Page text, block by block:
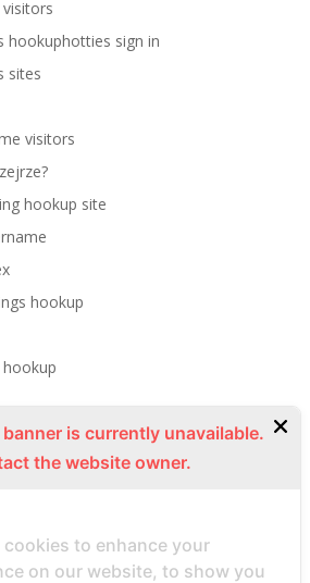
hookuphotties sign in
sites
visitors
hookup site
hookup
is currently unavailable.
the website owner.
to enhance your
on our website, to show you